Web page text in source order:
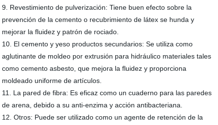
9. Revestimiento de pulverización: Tiene buen efecto sobre la
prevención de la cemento o recubrimiento de látex se hunda y
mejorar la fluidez y patrón de rociado.
10. El cemento y yeso productos secundarios: Se utiliza como
aglutinante de moldeo por extrusión para hidráulico materiales tales
como cemento asbesto, que mejora la fluidez y proporciona
moldeado uniforme de artículos.
11. La pared de fibra: Es eficaz como un cuaderno para las paredes
de arena, debido a su anti-enzima y acción antibacteriana.
12. Otros: Puede ser utilizado como un agente de retención de la